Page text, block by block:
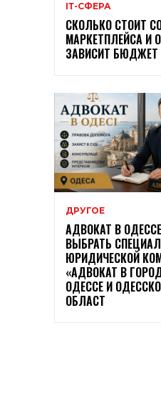
ІТ-СФЕРА
СКОЛЬКО СТОИТ
МАРКЕТПЛЕЙСА И
ЗАВИСИТ БЮДЖЕТ
ДРУГОЕ
АДВОКАТ В
ВЫБРАТЬ
ЮРИДИЧЕСКОЙ
«АДВОКАТ В
ОДЕССЕ И
ОБЛАСТ